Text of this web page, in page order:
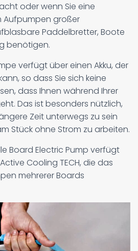
oder wenn Sie eine
Aufpumpen großer
Paddelbretter, Boote
benötigen.
verfügt über einen Akku, der
so dass Sie sich keine
dass Ihnen während Ihrer
Das ist besonders nützlich,
Zeit unterwegs zu sein
Stück ohne Strom zu arbeiten.
Board Electric Pump verfügt
Cooling TECH, die das
mehrerer Boards